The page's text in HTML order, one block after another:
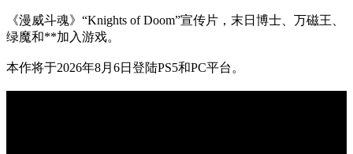
《漫威斗魂》“Knights of Doom”宣传片，末日博士、万磁王、
绿魔和**加入游戏。
本作将于2026年8月6日登陆PS5和PC平台。